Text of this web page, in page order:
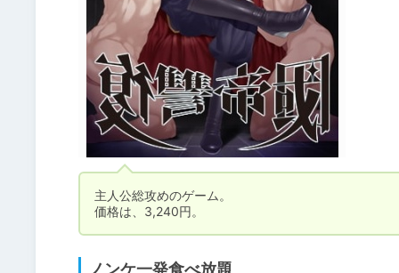
主人公総攻めのゲーム。
価格は、3,240円。
ノンケ一発食べ放題